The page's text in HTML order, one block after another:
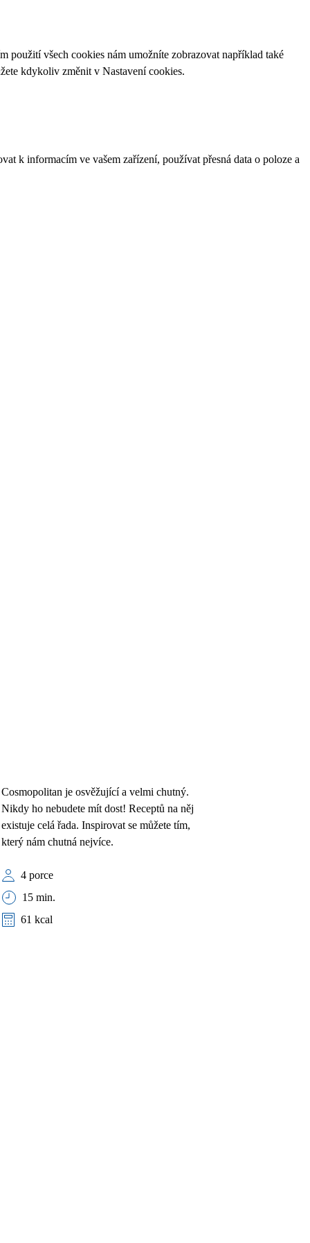
použití všech cookies nám umožníte zobrazovat například také
kdykoliv změnit v Nastavení cookies.
k informacím ve vašem zařízení, používat přesná data o poloze a
Cosmopolitan je osvěžující a velmi chutný.
Nikdy ho nebudete mít dost! Receptů na něj
existuje celá řada. Inspirovat se můžete tím,
který nám chutná nejvíce.
4 porce
15 min.
61 kcal